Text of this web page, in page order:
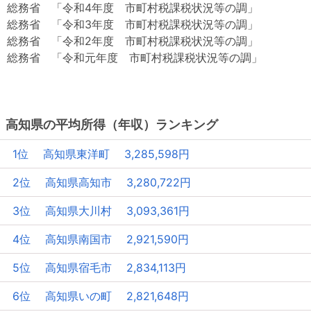
総務省 「令和4年度 市町村税課税状況等の調」
総務省 「令和3年度 市町村税課税状況等の調」
総務省 「令和2年度 市町村税課税状況等の調」
総務省 「令和元年度 市町村税課税状況等の調」
高知県の平均所得（年収）ランキング
1位 高知県東洋町 3,285,598円
2位 高知県高知市 3,280,722円
3位 高知県大川村 3,093,361円
4位 高知県南国市 2,921,590円
5位 高知県宿毛市 2,834,113円
6位 高知県いの町 2,821,648円